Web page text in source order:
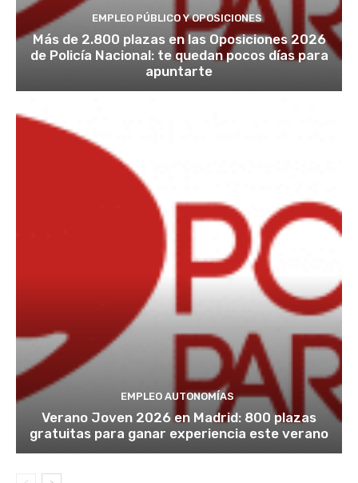
EMPLEO PÚBLICO Y OPOSICIONES
Más de 2.800 plazas en las Oposiciones 2026
de Policía Nacional: te quedan pocos días para
apuntarte
EMPLEO AUTONOMÍAS
Verano Joven 2026 en Madrid: 800 plazas
gratuitas para ganar experiencia este verano